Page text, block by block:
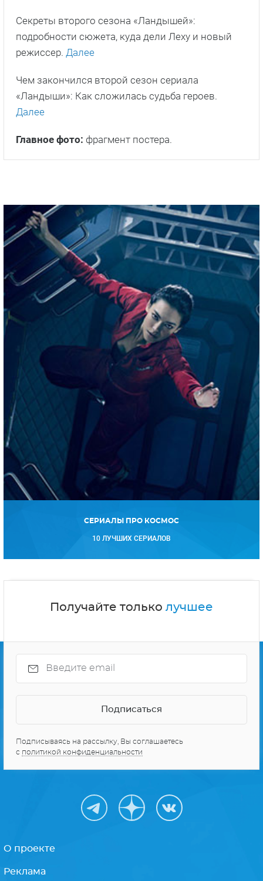
Секреты второго сезона «Ландышей»:
подробности сюжета, куда дели Леху и новый
режиссер. Далее
Чем закончился второй сезон сериала
«Ландыши»: Как сложилась судьба героев.
Далее
Главное фото: фрагмент постера.
СЕРИАЛЫ ПРО КОСМОС
10 ЛУЧШИХ СЕРИАЛОВ
Получайте только лучшее
Подписываясь на рассылку, Вы соглашаетесь
с политикой конфиденциальности
О проекте
Реклама